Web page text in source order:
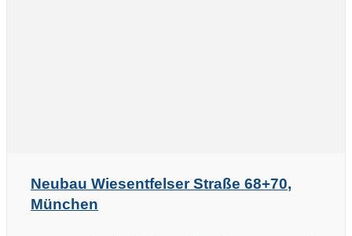
Neubau Wiesentfelser Straße 68+70,
München